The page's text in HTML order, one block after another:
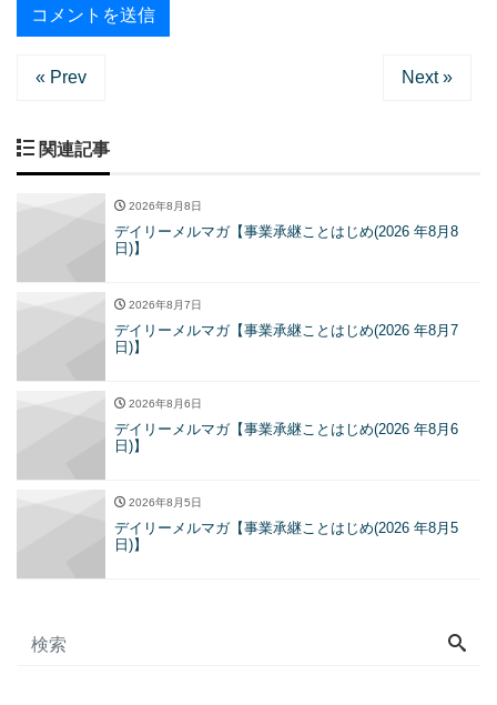
« Prev Next »
関連記事
2026年8月8日
デイリーメルマガ【事業承継ことはじめ(2026 年8月8
日)】
2026年8月7日
デイリーメルマガ【事業承継ことはじめ(2026 年8月7
日)】
2026年8月6日
デイリーメルマガ【事業承継ことはじめ(2026 年8月6
日)】
2026年8月5日
デイリーメルマガ【事業承継ことはじめ(2026 年8月5
日)】